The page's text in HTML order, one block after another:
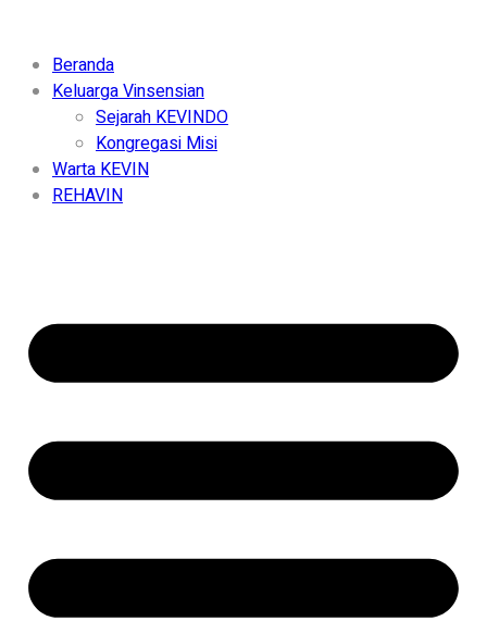
Beranda
Keluarga Vinsensian
Sejarah KEVINDO
Kongregasi Misi
Warta KEVIN
REHAVIN